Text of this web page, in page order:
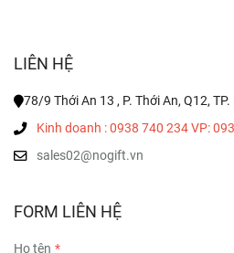
LIÊN HỆ
78/9 Thới An 13 , P. Thới An, Q12,
Kinh doanh : 0938 740 234 VP:
sales02@nogift.vn
FORM LIÊN HỆ
Họ tên